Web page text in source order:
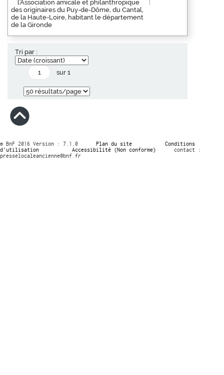
l'Association amicale et philanthropique
des originaires du Puy-de-Dôme, du Cantal,
de la Haute-Loire, habitant le département
de la Gironde
Tri par :
sur 1
© BnF 2016 Version : 7.1.0 Plan du site
Conditions
d’utilisation
Accessibilité (Non conforme)
contact :
presselocaleancienne@bnf.fr